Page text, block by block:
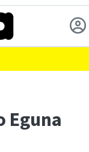
Eguna